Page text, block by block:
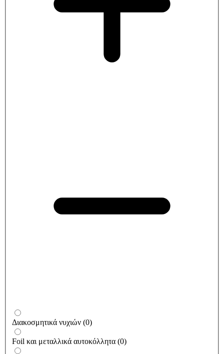
Διακοσμητικά νυχιών (0)
Foil και μεταλλικά αυτοκόλλητα (0)